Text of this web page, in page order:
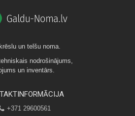
un telšu noma.
nodrošinājums,
un inventārs.
+371 29600561